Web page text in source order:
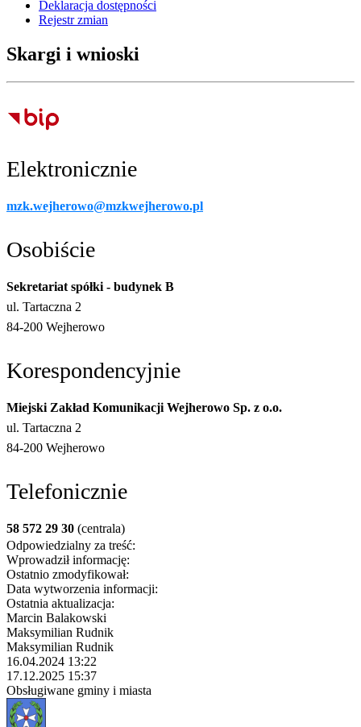
Deklaracja dostępności
Rejestr zmian
Skargi i wnioski
Elektronicznie
mzk.wejherowo@mzkwejherowo.pl
Osobiście
Sekretariat spółki - budynek B
ul. Tartaczna 2
84-200 Wejherowo
Korespondencyjnie
Miejski Zakład Komunikacji Wejherowo Sp. z o.o.
ul. Tartaczna 2
84-200 Wejherowo
Telefonicznie
58 572 29 30 (centrala)
Odpowiedzialny za treść:
Wprowadził informację:
Ostatnio zmodyfikował:
Data wytworzenia informacji:
Ostatnia aktualizacja:
Marcin Balakowski
Maksymilian Rudnik
Maksymilian Rudnik
16.04.2024 13:22
17.12.2025 15:37
Obsługiwane gminy i miasta